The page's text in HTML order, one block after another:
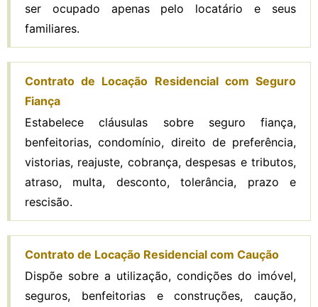
ser ocupado apenas pelo locatário e seus
familiares.
Contrato de Locação Residencial com Seguro
Fiança
Estabelece cláusulas sobre seguro fiança,
benfeitorias, condomínio, direito de preferência,
vistorias, reajuste, cobrança, despesas e tributos,
atraso, multa, desconto, tolerância, prazo e
rescisão.
Contrato de Locação Residencial com Caução
Dispõe sobre a utilização, condições do imóvel,
seguros, benfeitorias e construções, caução,